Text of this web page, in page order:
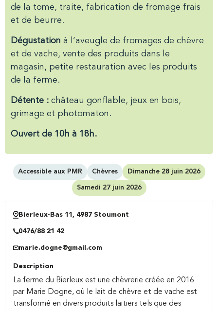
de la tome, traite, fabrication de fromage frais
et de beurre.
Dégustation à l’aveugle de fromages de chèvre
et de vache, vente des produits dans le
magasin, petite restauration avec les produits
de la ferme.
Détente : château gonflable, jeux en bois,
grimage et photomaton.
Ouvert de 10h à 18h.
Accessible aux PMR Chèvres Dimanche 28 juin 2026
Samedi 27 juin 2026
Bierleux-Bas 11, 4987 Stoumont
0476/88 21 42
marie.dogne@gmail.com
Description
La ferme du Bierleux est une chèvrerie créée en 2016
par Marie Dogne, où le lait de chèvre et de vache est
transformé en divers produits laitiers tels que des